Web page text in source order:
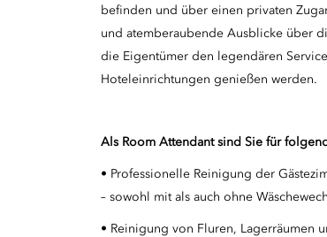
befinden und über einen privaten
und atemberaubende Ausblicke über
die Eigentümer den legendären
Hoteleinrichtungen genießen werden.
Als Room Attendant sind Sie für
• Professionelle Reinigung der
– sowohl mit als auch ohne
• Reinigung von Fluren, Lagerräumen